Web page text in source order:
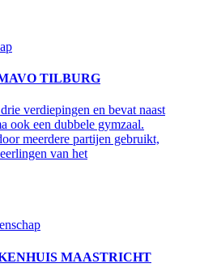
TILBURG
verdiepingen en bevat naast
ook een dubbele gymzaal.
meerdere partijen gebruikt,
van het
MAASTRICHT